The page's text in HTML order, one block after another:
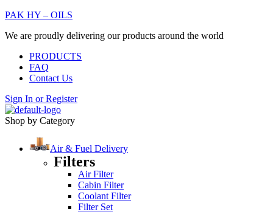
PAK HY – OILS
We are proudly delivering our products around the world
PRODUCTS
FAQ
Contact Us
Sign In orRegister
Shop by Category
Air & Fuel Delivery
Filters
Air Filter
Cabin Filter
Coolant Filter
Filter Set